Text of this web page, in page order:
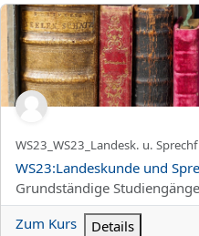
WS23:Landeskunde und
Kurzer Kursname
WS23_WS23_Landesk. u.
Kursname
WS23:Landeskunde und
Kursbereich
Grundständige
Zum Kurs
Details